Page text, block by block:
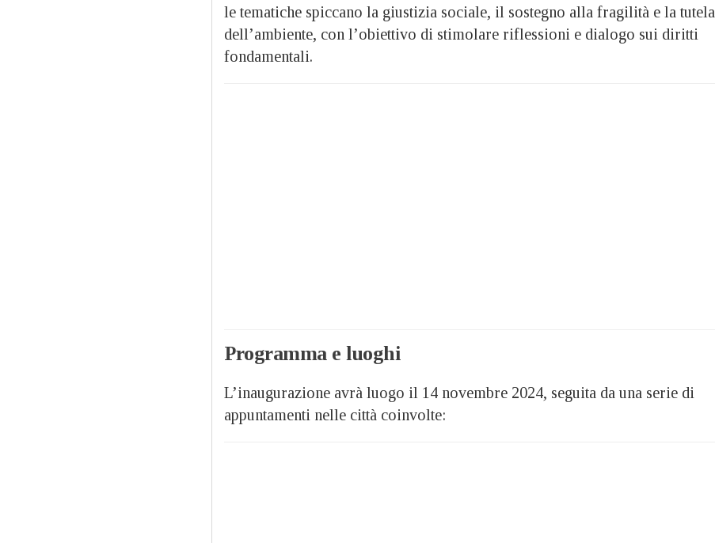
le tematiche spiccano la giustizia sociale, il sostegno alla fragilità e la tutela
dell’ambiente, con l’obiettivo di stimolare riflessioni e dialogo sui diritti
fondamentali.
Programma e luoghi
L’inaugurazione avrà luogo il 14 novembre 2024, seguita da una serie di
appuntamenti nelle città coinvolte: